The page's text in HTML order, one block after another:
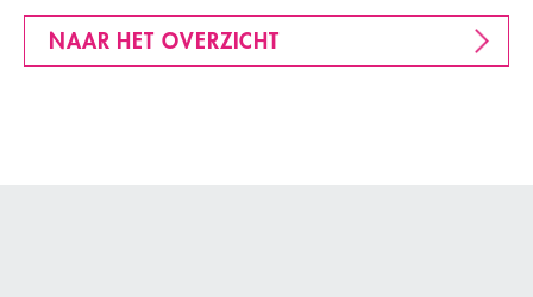
NAAR HET OVERZICHT